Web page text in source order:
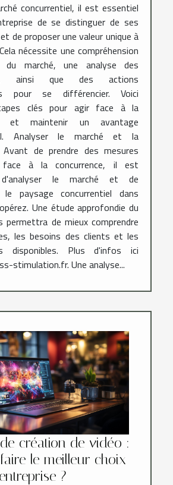
concurrentiel, il est essentiel
de se distinguer de ses
de proposer une valeur unique à
nécessite une compréhension
du marché, une analyse des
ainsi que des actions
pour se différencier. Voici
clés pour agir face à la
et maintenir un avantage
Analyser le marché et la
Avant de prendre des mesures
à la concurrence, il est
le marché et de
le paysage concurrentiel dans
Une étude approfondie du
permettra de mieux comprendre
les besoins des clients et les
disponibles. Plus d'infos ici
stimulation.fr. Une analyse...
création de vidéo :
le meilleur choix
?